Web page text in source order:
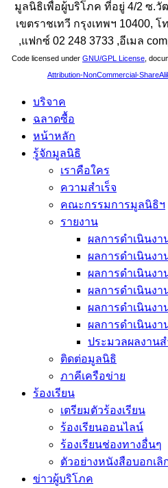
มูลนิธิเพื่อผู้บริโภค ที่อยู่ 4/2 ซ.
เขตราชเทวี กรุงเทพฯ 10400,
,แฟกซ์ 02 248 3733 ,อีเมล
Code licensed under GNU/GPL License,
Attribution-NonCommercial-
บริจาค
ฉลาดซื้อ
หน้าหลัก
รู้จักมูลนิธิ
เราคือใคร
ความสำเร็จ
คณะกรรมการมูลนิธิฯ
รายงาน
ผลการดำเนินงา
ผลการดำเนินงา
ผลการดำเนินงา
ผลการดำเนินงา
ผลการดำเนินงา
ผลการดำเนินงา
ประมวลผลงานส
ติดต่อมูลนิธิ
ภาคีเครือข่าย
ร้องเรียน
เตรียมตัวร้องเรียน
ร้องเรียนออนไลน์
ร้องเรียนช่องทางอื่นๆ
ตัวอย่างหนังสือบอกเ
ข่าวผู้บริโภค